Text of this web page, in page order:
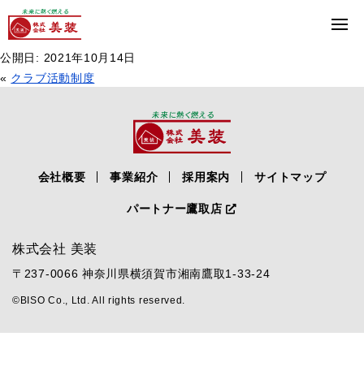
INFORMATION
社員表彰制度
公開日: 2021年10月14日
« クラブ活動制度
会社概要 事業紹介 採用案内 サイトマップ
パートナー鷹取店
株式会社 美装
〒237-0066 神奈川県横須賀市湘南鷹取1-33-24
©BISO Co., Ltd. All rights reserved.